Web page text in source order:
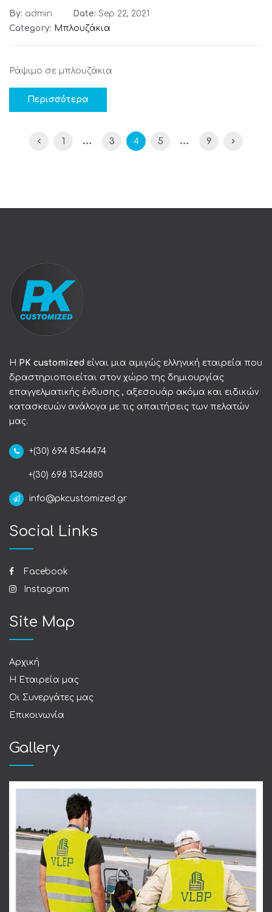
By: admin Date: Sep 22, 2021
Category: Μπλουζάκια
Ράψιμο σε μπλουζάκια
Περισσότερα
1 … 3 4 5 … 9
Η PK customized είναι μια αμιγώς ελληνική εταιρεία που
δραστηριοποιείται στον χώρο της δημιουργίας
επαγγελματικής ένδυσης , αξεσουάρ ακόμα και ειδικών
κατασκευών ανάλογα με τις απαιτήσεις των πελατών
μας.
+(30) 694 8544474
+(30) 698 1342880
info@pkcustomized.gr
Social Links
Facebook
Instagram
Site Map
Αρχική
Η Εταιρεία μας
Οι Συνεργάτες μας
Επικοινωνία
Gallery